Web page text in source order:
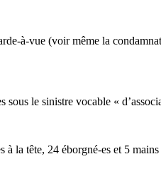
à-vue (voir même la
le sinistre vocable «
la tête, 24 éborgné-es et 5 mains